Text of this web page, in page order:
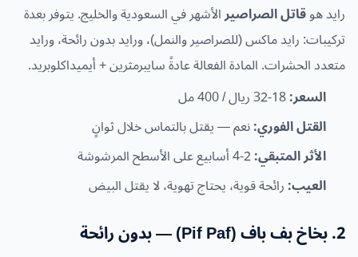
رايد هوقاتل الصراصيرالأشهر في السعودية والخليج. يتوفر بعدة
تركيبات: رايد ماكس (للصراصير والنمل)، ورايد بدون رائحة، ورايد
متعدد الحشرات. المادة الفعالة عادةً سايبرمثرين + أيميداكلوبريد.
السعر:
القتل الفوري:نعم — يقتل بالتماس خلال ثوانٍ
الأثر المتبقي:
العيب:رائحة قوية، يحتاج تهوية، لا يقتل البيض
2. بخاخ بف باف (Pif Paf) — بدون رائحة